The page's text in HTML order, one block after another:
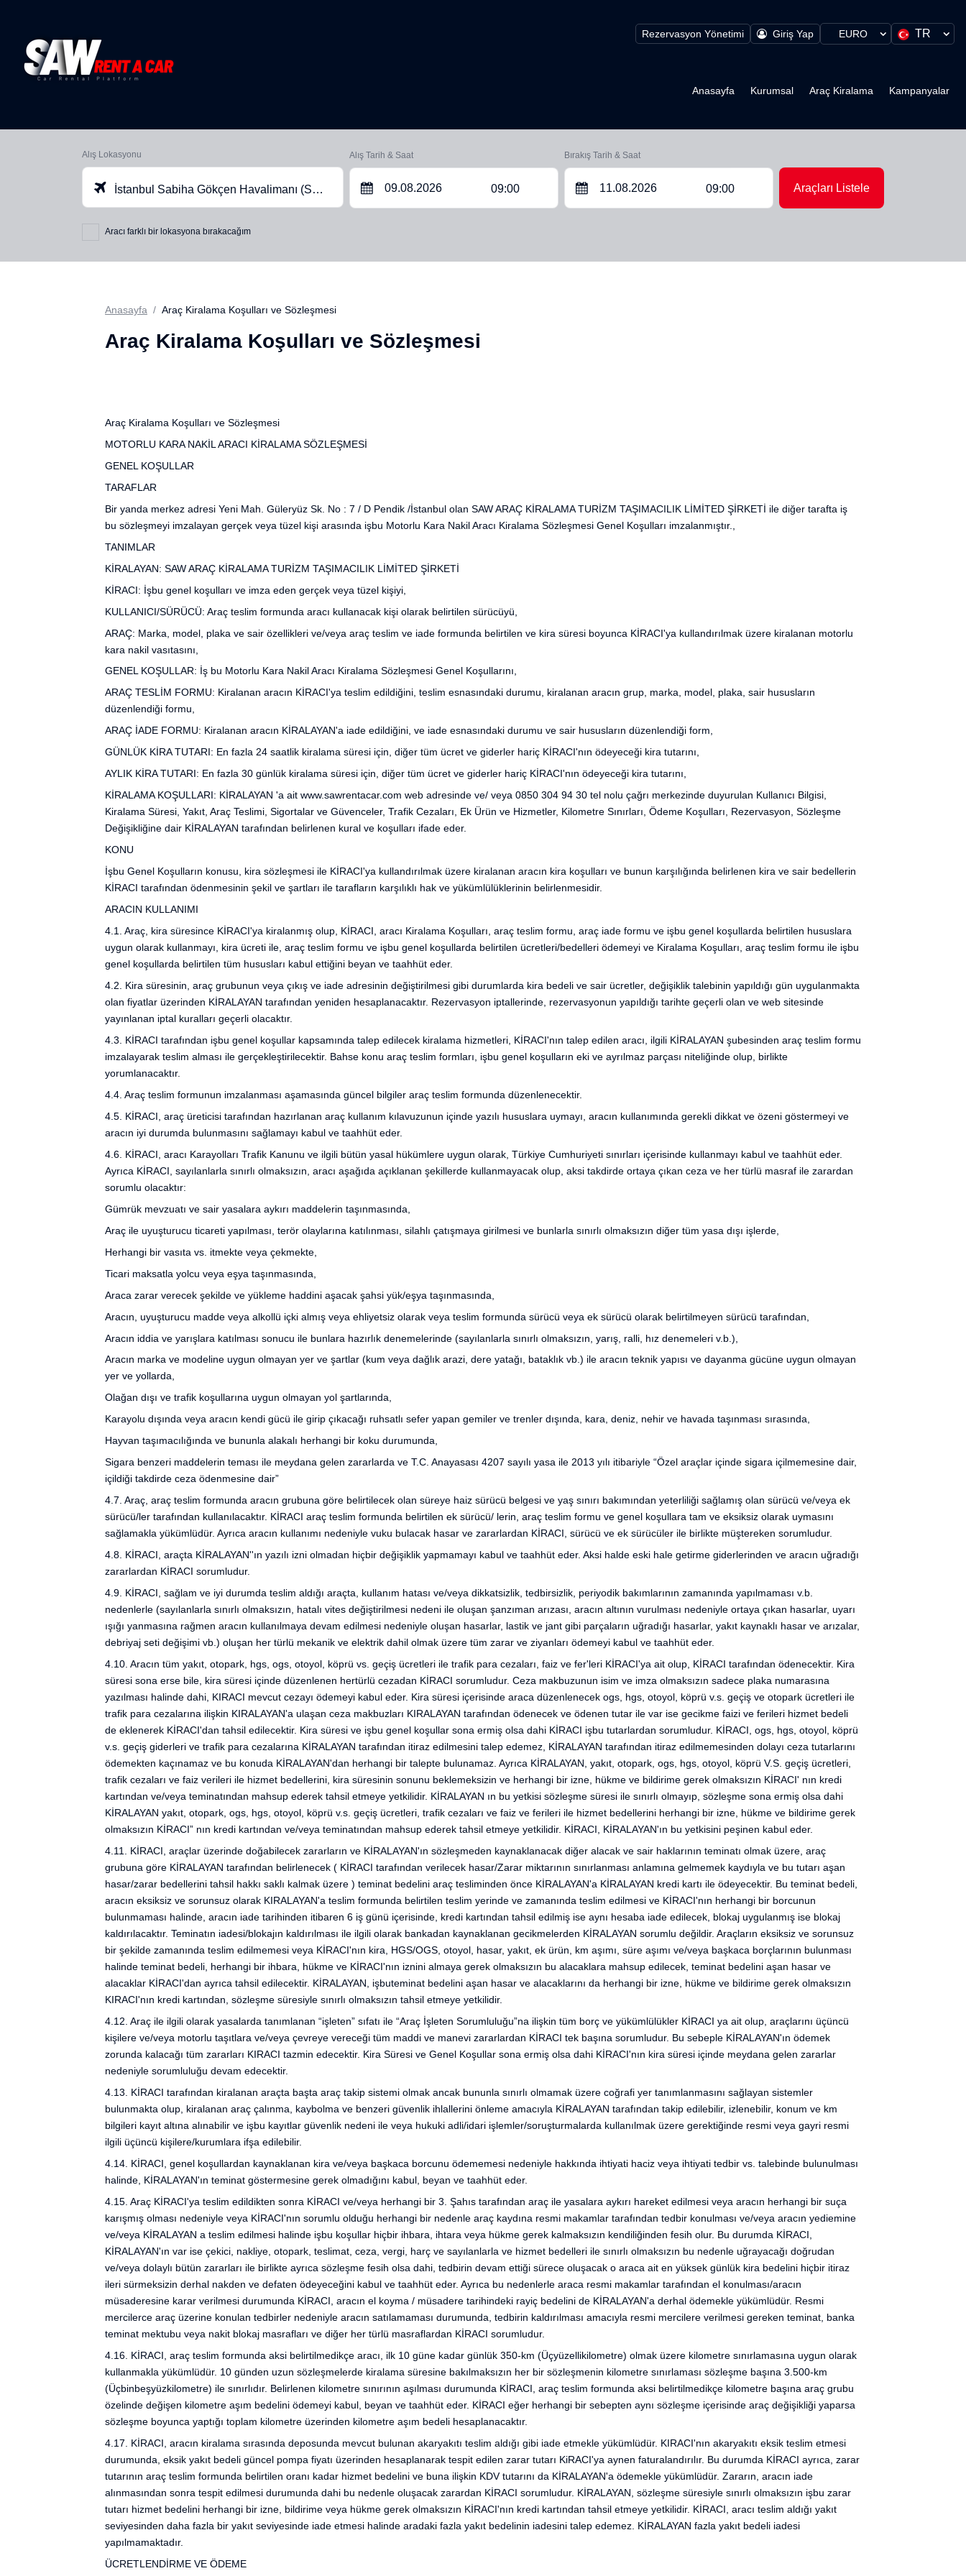
Rezervasyon Yönetimi Giriş Yap TR
EURO
Anasayfa Kurumsal Araç Kiralama Kampanyalar
Alış Lokasyonu
İstanbul Sabiha Gökçen Havalimanı (SAW)
Aracı farklı bir lokasyona bırakacağım
Alış Tarih & Saat
09:00
Bırakış Tarih & Saat
09:00 Araçları Listele
Anasayfa Araç Kiralama Koşulları ve Sözleşmesi
Araç Kiralama Koşulları ve Sözleşmesi
Araç Kiralama Koşulları ve Sözleşmesi
MOTORLU KARA NAKİL ARACI KİRALAMA SÖZLEŞMESİ
GENEL KOŞULLAR
TARAFLAR
Bir yanda merkez adresi Yeni Mah. Güleryüz Sk. No : 7 / D Pendik /İstanbul olan SAW ARAÇ KİRALAMA TURİZM TAŞIMACILIK LİMİTED ŞİRKETİ ile diğer tarafta iş
bu sözleşmeyi imzalayan gerçek veya tüzel kişi arasında işbu Motorlu Kara Nakil Aracı Kiralama Sözleşmesi Genel Koşulları imzalanmıştır.,
TANIMLAR
KİRALAYAN: SAW ARAÇ KİRALAMA TURİZM TAŞIMACILIK LİMİTED ŞİRKETİ
KİRACI: İşbu genel koşulları ve imza eden gerçek veya tüzel kişiyi,
KULLANICI/SÜRÜCÜ: Araç teslim formunda aracı kullanacak kişi olarak belirtilen sürücüyü,
ARAÇ: Marka, model, plaka ve sair özellikleri ve/veya araç teslim ve iade formunda belirtilen ve kira süresi boyunca KİRACI'ya kullandırılmak üzere kiralanan motorlu
kara nakil vasıtasını,
GENEL KOŞULLAR: İş bu Motorlu Kara Nakil Aracı Kiralama Sözleşmesi Genel Koşullarını,
ARAÇ TESLİM FORMU: Kiralanan aracın KİRACI'ya teslim edildiğini, teslim esnasındaki durumu, kiralanan aracın grup, marka, model, plaka, sair hususların
düzenlendiği formu,
ARAÇ İADE FORMU: Kiralanan aracın KİRALAYAN'a iade edildiğini, ve iade esnasındaki durumu ve sair hususların düzenlendiği form,
GÜNLÜK KİRA TUTARI: En fazla 24 saatlik kiralama süresi için, diğer tüm ücret ve giderler hariç KİRACI'nın ödeyeceği kira tutarını,
AYLIK KİRA TUTARI: En fazla 30 günlük kiralama süresi için, diğer tüm ücret ve giderler hariç KİRACI'nın ödeyeceği kira tutarını,
KİRALAMA KOŞULLARI: KİRALAYAN 'a ait www.sawrentacar.com web adresinde ve/ veya 0850 304 94 30 tel nolu çağrı merkezinde duyurulan Kullanıcı Bilgisi,
Kiralama Süresi, Yakıt, Araç Teslimi, Sigortalar ve Güvenceler, Trafik Cezaları, Ek Ürün ve Hizmetler, Kilometre Sınırları, Ödeme Koşulları, Rezervasyon, Sözleşme
Değişikliğine dair KİRALAYAN tarafından belirlenen kural ve koşulları ifade eder.
KONU
İşbu Genel Koşulların konusu, kira sözleşmesi ile KİRACI'ya kullandırılmak üzere kiralanan aracın kira koşulları ve bunun karşılığında belirlenen kira ve sair bedellerin
KİRACI tarafından ödenmesinin şekil ve şartları ile tarafların karşılıklı hak ve yükümlülüklerinin belirlenmesidir.
ARACIN KULLANIMI
4.1. Araç, kira süresince KİRACI'ya kiralanmış olup, KİRACI, aracı Kiralama Koşulları, araç teslim formu, araç iade formu ve işbu genel koşullarda belirtilen hususlara
uygun olarak kullanmayı, kira ücreti ile, araç teslim formu ve işbu genel koşullarda belirtilen ücretleri/bedelleri ödemeyi ve Kiralama Koşulları, araç teslim formu ile işbu
genel koşullarda belirtilen tüm hususları kabul ettiğini beyan ve taahhüt eder.
4.2. Kira süresinin, araç grubunun veya çıkış ve iade adresinin değiştirilmesi gibi durumlarda kira bedeli ve sair ücretler, değişiklik talebinin yapıldığı gün uygulanmakta
olan fiyatlar üzerinden KİRALAYAN tarafından yeniden hesaplanacaktır. Rezervasyon iptallerinde, rezervasyonun yapıldığı tarihte geçerli olan ve web sitesinde
yayınlanan iptal kuralları geçerli olacaktır.
4.3. KİRACI tarafından işbu genel koşullar kapsamında talep edilecek kiralama hizmetleri, KİRACI'nın talep edilen aracı, ilgili KİRALAYAN şubesinden araç teslim formu
imzalayarak teslim alması ile gerçekleştirilecektir. Bahse konu araç teslim formları, işbu genel koşulların eki ve ayrılmaz parçası niteliğinde olup, birlikte
yorumlanacaktır.
4.4. Araç teslim formunun imzalanması aşamasında güncel bilgiler araç teslim formunda düzenlenecektir.
4.5. KİRACI, araç üreticisi tarafından hazırlanan araç kullanım kılavuzunun içinde yazılı hususlara uymayı, aracın kullanımında gerekli dikkat ve özeni göstermeyi ve
aracın iyi durumda bulunmasını sağlamayı kabul ve taahhüt eder.
4.6. KİRACI, aracı Karayolları Trafik Kanunu ve ilgili bütün yasal hükümlere uygun olarak, Türkiye Cumhuriyeti sınırları içerisinde kullanmayı kabul ve taahhüt eder.
Ayrıca KİRACI, sayılanlarla sınırlı olmaksızın, aracı aşağıda açıklanan şekillerde kullanmayacak olup, aksi takdirde ortaya çıkan ceza ve her türlü masraf ile zarardan
sorumlu olacaktır:
Gümrük mevzuatı ve sair yasalara aykırı maddelerin taşınmasında,
Araç ile uyuşturucu ticareti yapılması, terör olaylarına katılınması, silahlı çatışmaya girilmesi ve bunlarla sınırlı olmaksızın diğer tüm yasa dışı işlerde,
Herhangi bir vasıta vs. itmekte veya çekmekte,
Ticari maksatla yolcu veya eşya taşınmasında,
Araca zarar verecek şekilde ve yükleme haddini aşacak şahsi yük/eşya taşınmasında,
Aracın, uyuşturucu madde veya alkollü içki almış veya ehliyetsiz olarak veya teslim formunda sürücü veya ek sürücü olarak belirtilmeyen sürücü tarafından,
Aracın iddia ve yarışlara katılması sonucu ile bunlara hazırlık denemelerinde (sayılanlarla sınırlı olmaksızın, yarış, ralli, hız denemeleri v.b.),
Aracın marka ve modeline uygun olmayan yer ve şartlar (kum veya dağlık arazi, dere yatağı, bataklık vb.) ile aracın teknik yapısı ve dayanma gücüne uygun olmayan
yer ve yollarda,
Olağan dışı ve trafik koşullarına uygun olmayan yol şartlarında,
Karayolu dışında veya aracın kendi gücü ile girip çıkacağı ruhsatlı sefer yapan gemiler ve trenler dışında, kara, deniz, nehir ve havada taşınması sırasında,
Hayvan taşımacılığında ve bununla alakalı herhangi bir koku durumunda,
Sigara benzeri maddelerin teması ile meydana gelen zararlarda ve T.C. Anayasası 4207 sayılı yasa ile 2013 yılı itibariyle “Özel araçlar içinde sigara içilmemesine dair,
içildiği takdirde ceza ödenmesine dair”
4.7. Araç, araç teslim formunda aracın grubuna göre belirtilecek olan süreye haiz sürücü belgesi ve yaş sınırı bakımından yeterliliği sağlamış olan sürücü ve/veya ek
sürücü/ler tarafından kullanılacaktır. KİRACI araç teslim formunda belirtilen ek sürücü/ lerin, araç teslim formu ve genel koşullara tam ve eksiksiz olarak uymasını
sağlamakla yükümlüdür. Ayrıca aracın kullanımı nedeniyle vuku bulacak hasar ve zararlardan KİRACI, sürücü ve ek sürücüler ile birlikte müştereken sorumludur.
4.8. KİRACI, araçta KİRALAYAN''ın yazılı izni olmadan hiçbir değişiklik yapmamayı kabul ve taahhüt eder. Aksi halde eski hale getirme giderlerinden ve aracın uğradığı
zararlardan KİRACI sorumludur.
4.9. KİRACI, sağlam ve iyi durumda teslim aldığı araçta, kullanım hatası ve/veya dikkatsizlik, tedbirsizlik, periyodik bakımlarının zamanında yapılmaması v.b.
nedenlerle (sayılanlarla sınırlı olmaksızın, hatalı vites değiştirilmesi nedeni ile oluşan şanzıman arızası, aracın altının vurulması nedeniyle ortaya çıkan hasarlar, uyarı
ışığı yanmasına rağmen aracın kullanılmaya devam edilmesi nedeniyle oluşan hasarlar, lastik ve jant gibi parçaların uğradığı hasarlar, yakıt kaynaklı hasar ve arızalar,
debriyaj seti değişimi vb.) oluşan her türlü mekanik ve elektrik dahil olmak üzere tüm zarar ve ziyanları ödemeyi kabul ve taahhüt eder.
4.10. Aracın tüm yakıt, otopark, hgs, ogs, otoyol, köprü vs. geçiş ücretleri ile trafik para cezaları, faiz ve fer'leri KİRACI'ya ait olup, KİRACI tarafından ödenecektir. Kira
süresi sona erse bile, kira süresi içinde düzenlenen hertürlü cezadan KİRACI sorumludur. Ceza makbuzunun isim ve imza olmaksızın sadece plaka numarasına
yazılması halinde dahi, KIRACI mevcut cezayı ödemeyi kabul eder. Kira süresi içerisinde araca düzenlenecek ogs, hgs, otoyol, köprü v.s. geçiş ve otopark ücretleri ile
trafik para cezalarına ilişkin KIRALAYAN'a ulaşan ceza makbuzları KIRALAYAN tarafından ödenecek ve ödenen tutar ile var ise gecikme faizi ve ferileri hizmet bedeli
de eklenerek KİRACI'dan tahsil edilecektir. Kira süresi ve işbu genel koşullar sona ermiş olsa dahi KİRACI işbu tutarlardan sorumludur. KİRACI, ogs, hgs, otoyol, köprü
v.s. geçiş giderleri ve trafik para cezalarına KİRALAYAN tarafından itiraz edilmesini talep edemez, KİRALAYAN tarafından itiraz edilmemesinden dolayı ceza tutarlarını
ödemekten kaçınamaz ve bu konuda KİRALAYAN'dan herhangi bir talepte bulunamaz. Ayrıca KİRALAYAN, yakıt, otopark, ogs, hgs, otoyol, köprü V.S. geçiş ücretleri,
trafik cezaları ve faiz verileri ile hizmet bedellerini, kira süresinin sonunu beklemeksizin ve herhangi bir izne, hükme ve bildirime gerek olmaksızın KİRACI' nın kredi
kartından ve/veya teminatından mahsup ederek tahsil etmeye yetkilidir. KİRALAYAN ın bu yetkisi sözleşme süresi ile sınırlı olmayıp, sözleşme sona ermiş olsa dahi
KİRALAYAN yakıt, otopark, ogs, hgs, otoyol, köprü v.s. geçiş ücretleri, trafik cezaları ve faiz ve ferileri ile hizmet bedellerini herhangi bir izne, hükme ve bildirime gerek
olmaksızın KİRACI” nın kredi kartından ve/veya teminatından mahsup ederek tahsil etmeye yetkilidir. KİRACI, KİRALAYAN'ın bu yetkisini peşinen kabul eder.
4.11. KİRACI, araçlar üzerinde doğabilecek zararların ve KİRALAYAN'ın sözleşmeden kaynaklanacak diğer alacak ve sair haklarının teminatı olmak üzere, araç
grubuna göre KİRALAYAN tarafından belirlenecek ( KİRACI tarafından verilecek hasar/Zarar miktarının sınırlanması anlamına gelmemek kaydıyla ve bu tutarı aşan
hasar/zarar bedellerini tahsil hakkı saklı kalmak üzere ) teminat bedelini araç tesliminden önce KİRALAYAN'a KİRALAYAN kredi kartı ile ödeyecektir. Bu teminat bedeli,
aracın eksiksiz ve sorunsuz olarak KIRALAYAN'a teslim formunda belirtilen teslim yerinde ve zamanında teslim edilmesi ve KİRACI'nın herhangi bir borcunun
bulunmaması halinde, aracın iade tarihinden itibaren 6 iş günü içerisinde, kredi kartından tahsil edilmiş ise aynı hesaba iade edilecek, blokaj uygulanmış ise blokaj
kaldırılacaktır. Teminatın iadesi/blokajın kaldırılması ile ilgili olarak bankadan kaynaklanan gecikmelerden KİRALAYAN sorumlu değildir. Araçların eksiksiz ve sorunsuz
bir şekilde zamanında teslim edilmemesi veya KİRACI'nın kira, HGS/OGS, otoyol, hasar, yakıt, ek ürün, km aşımı, süre aşımı ve/veya başkaca borçlarının bulunması
halinde teminat bedeli, herhangi bir ihbara, hükme ve KİRACI'nın iznini almaya gerek olmaksızın bu alacaklara mahsup edilecek, teminat bedelini aşan hasar ve
alacaklar KİRACI'dan ayrıca tahsil edilecektir. KİRALAYAN, işbuteminat bedelini aşan hasar ve alacaklarını da herhangi bir izne, hükme ve bildirime gerek olmaksızın
KIRACI'nın kredi kartından, sözleşme süresiyle sınırlı olmaksızın tahsil etmeye yetkilidir.
4.12. Araç ile ilgili olarak yasalarda tanımlanan “işleten” sıfatı ile “Araç İşleten Sorumluluğu”na ilişkin tüm borç ve yükümlülükler KİRACI ya ait olup, araçlarını üçüncü
kişilere ve/veya motorlu taşıtlara ve/veya çevreye vereceği tüm maddi ve manevi zararlardan KİRACI tek başına sorumludur. Bu sebeple KİRALAYAN'ın ödemek
zorunda kalacağı tüm zararları KIRACI tazmin edecektir. Kira Süresi ve Genel Koşullar sona ermiş olsa dahi KİRACI'nın kira süresi içinde meydana gelen zararlar
nedeniyle sorumluluğu devam edecektir.
4.13. KİRACI tarafından kiralanan araçta başta araç takip sistemi olmak ancak bununla sınırlı olmamak üzere coğrafi yer tanımlanmasını sağlayan sistemler
bulunmakta olup, kiralanan araç çalınma, kaybolma ve benzeri güvenlik ihlallerini önleme amacıyla KİRALAYAN tarafından takip edilebilir, izlenebilir, konum ve km
bilgileri kayıt altına alınabilir ve işbu kayıtlar güvenlik nedeni ile veya hukuki adli/idari işlemler/soruşturmalarda kullanılmak üzere gerektiğinde resmi veya gayri resmi
ilgili üçüncü kişilere/kurumlara ifşa edilebilir.
4.14. KİRACI, genel koşullardan kaynaklanan kira ve/veya başkaca borcunu ödememesi nedeniyle hakkında ihtiyati haciz veya ihtiyati tedbir vs. talebinde bulunulması
halinde, KİRALAYAN'ın teminat göstermesine gerek olmadığını kabul, beyan ve taahhüt eder.
4.15. Araç KİRACI'ya teslim edildikten sonra KİRACI ve/veya herhangi bir 3. Şahıs tarafından araç ile yasalara aykırı hareket edilmesi veya aracın herhangi bir suça
karışmış olması nedeniyle veya KİRACI'nın sorumlu olduğu herhangi bir nedenle araç kaydına resmi makamlar tarafından tedbir konulması ve/veya aracın yediemine
ve/veya KİRALAYAN a teslim edilmesi halinde işbu koşullar hiçbir ihbara, ihtara veya hükme gerek kalmaksızın kendiliğinden fesih olur. Bu durumda KİRACI,
KİRALAYAN'ın var ise çekici, nakliye, otopark, teslimat, ceza, vergi, harç ve sayılanlarla ve hizmet bedelleri ile sınırlı olmaksızın bu nedenle uğrayacağı doğrudan
ve/veya dolaylı bütün zararları ile birlikte ayrıca sözleşme fesih olsa dahi, tedbirin devam ettiği sürece oluşacak o araca ait en yüksek günlük kira bedelini hiçbir itiraz
ileri sürmeksizin derhal nakden ve defaten ödeyeceğini kabul ve taahhüt eder. Ayrıca bu nedenlerle araca resmi makamlar tarafından el konulması/aracın
müsaderesine karar verilmesi durumunda KİRACI, aracın el koyma / müsadere tarihindeki rayiç bedelini de KİRALAYAN'a derhal ödemekle yükümlüdür. Resmi
mercilerce araç üzerine konulan tedbirler nedeniyle aracın satılamaması durumunda, tedbirin kaldırılması amacıyla resmi mercilere verilmesi gereken teminat, banka
teminat mektubu veya nakit blokaj masrafları ve diğer her türlü masraflardan KİRACI sorumludur.
4.16. KİRACI, araç teslim formunda aksi belirtilmedikçe aracı, ilk 10 güne kadar günlük 350-km (Üçyüzellikilometre) olmak üzere kilometre sınırlamasına uygun olarak
kullanmakla yükümlüdür. 10 günden uzun sözleşmelerde kiralama süresine bakılmaksızın her bir sözleşmenin kilometre sınırlaması sözleşme başına 3.500-km
(Üçbinbeşyüzkilometre) ile sınırlıdır. Belirlenen kilometre sınırının aşılması durumunda KİRACI, araç teslim formunda aksi belirtilmedikçe kilometre başına araç grubu
özelinde değişen kilometre aşım bedelini ödemeyi kabul, beyan ve taahhüt eder. KİRACI eğer herhangi bir sebepten aynı sözleşme içerisinde araç değişikliği yaparsa
sözleşme boyunca yaptığı toplam kilometre üzerinden kilometre aşım bedeli hesaplanacaktır.
4.17. KİRACI, aracın kiralama sırasında deposunda mevcut bulunan akaryakıtı teslim aldığı gibi iade etmekle yükümlüdür. KIRACI'nın akaryakıtı eksik teslim etmesi
durumunda, eksik yakıt bedeli güncel pompa fiyatı üzerinden hesaplanarak tespit edilen zarar tutarı KiRACI'ya aynen faturalandırılır. Bu durumda KİRACI ayrıca, zarar
tutarının araç teslim formunda belirtilen oranı kadar hizmet bedelini ve buna ilişkin KDV tutarını da KİRALAYAN'a ödemekle yükümlüdür. Zararın, aracın iade
alınmasından sonra tespit edilmesi durumunda dahi bu nedenle oluşacak zarardan KİRACI sorumludur. KİRALAYAN, sözleşme süresiyle sınırlı olmaksızın işbu zarar
tutarı hizmet bedelini herhangi bir izne, bildirime veya hükme gerek olmaksızın KİRACI'nın kredi kartından tahsil etmeye yetkilidir. KİRACI, aracı teslim aldığı yakıt
seviyesinden daha fazla bir yakıt seviyesinde iade etmesi halinde aradaki fazla yakıt bedelinin iadesini talep edemez. KİRALAYAN fazla yakıt bedeli iadesi
yapılmamaktadır.
ÜCRETLENDİRME VE ÖDEME